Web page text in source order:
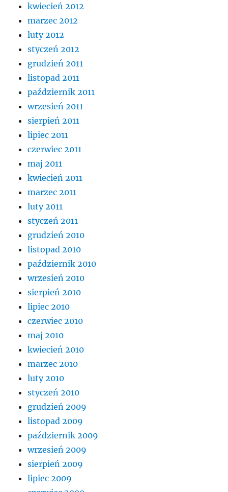
kwiecień 2012
marzec 2012
luty 2012
styczeń 2012
grudzień 2011
listopad 2011
październik 2011
wrzesień 2011
sierpień 2011
lipiec 2011
czerwiec 2011
maj 2011
kwiecień 2011
marzec 2011
luty 2011
styczeń 2011
grudzień 2010
listopad 2010
październik 2010
wrzesień 2010
sierpień 2010
lipiec 2010
czerwiec 2010
maj 2010
kwiecień 2010
marzec 2010
luty 2010
styczeń 2010
grudzień 2009
listopad 2009
październik 2009
wrzesień 2009
sierpień 2009
lipiec 2009